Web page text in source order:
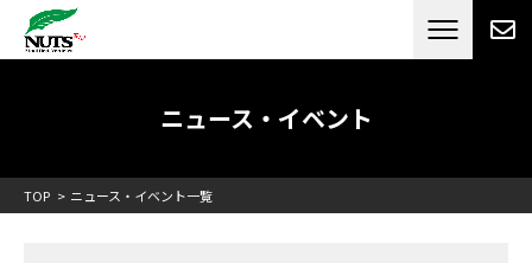
日本最大級のキャンピングカーメーカー
RV[テレビCM放送]
ニュース・イベント
TOP ニュース・イベント一覧